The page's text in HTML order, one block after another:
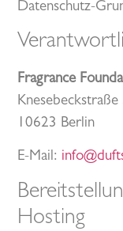
Datenschutz-
Fragrance
10623 Berlin
E-Mail:
Hosting